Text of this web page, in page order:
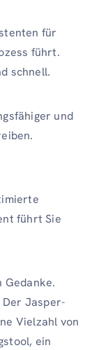
für
führt.
schnell.
und
führt Sie
Gedanke.
Jasper-
Vielzahl von
ein